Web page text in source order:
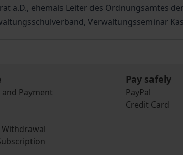
a.D., ehemals Leiter des Ordnungsamtes
Verwaltungsseminar
and Payment
Pay safely
PayPal
Credit Card